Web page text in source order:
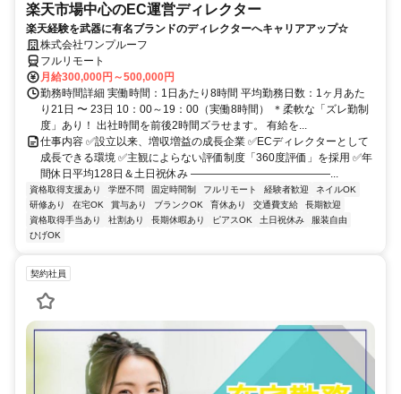
楽天市場中心のEC運営ディレクター
楽天経験を武器に有名ブランドのディレクターへキャリアアップ☆
株式会社ワンプルーフ
フルリモート
月給300,000円～500,000円
勤務時間詳細 実働時間：1日あたり8時間 平均勤務日数：1ヶ月あた
り21日 〜 23日 10：00～19：00（実働8時間） ＊柔軟な「ズレ勤制
度」あり！ 出社時間を前後2時間ズラせます。 有給を...
仕事内容 ✅設立以来、増収増益の成長企業 ✅ECディレクターとして
成長できる環境 ✅主観によらない評価制度「360度評価」を採用 ✅年
間休日平均128日＆土日祝休み ―――――――――――――...
資格取得支援あり 学歴不問 固定時間制 フルリモート 経験者歓迎
ネイルOK
研修あり
在宅OK 賞与あり ブランクOK 育休あり 交通費支給
長期歓迎
資格取得手当あり
社割あり 長期休暇あり ピアスOK 土日祝休み
服装自由
ひげOK
契約社員